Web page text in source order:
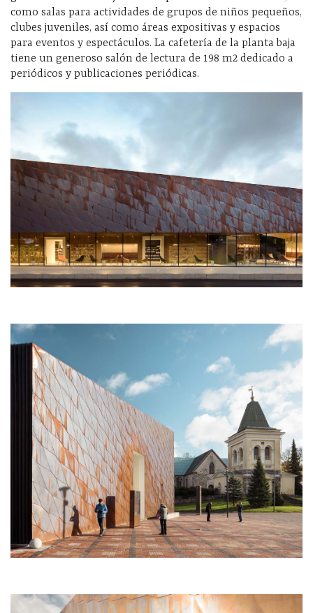
como salas para actividades de grupos de niños pequeños,
clubes juveniles, así como áreas expositivas y espacios
para eventos y espectáculos. La cafetería de la planta baja
tiene un generoso salón de lectura de 198 m2 dedicado a
periódicos y publicaciones periódicas.